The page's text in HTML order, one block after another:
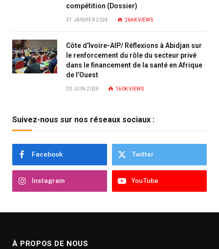
compétition (Dossier)
31 JANVIER 2024 266KVIEWS
Côte d’Ivoire-AIP/ Réflexions à Abidjan sur
le renforcement du rôle du secteur privé
dans le financement de la santé en Afrique
de l’Ouest
20 JUIN 2024 160KVIEWS
Suivez-nous sur nos réseaux sociaux :
Facebook Twitter
Instagram YouTube
À PROPOS DE NOUS